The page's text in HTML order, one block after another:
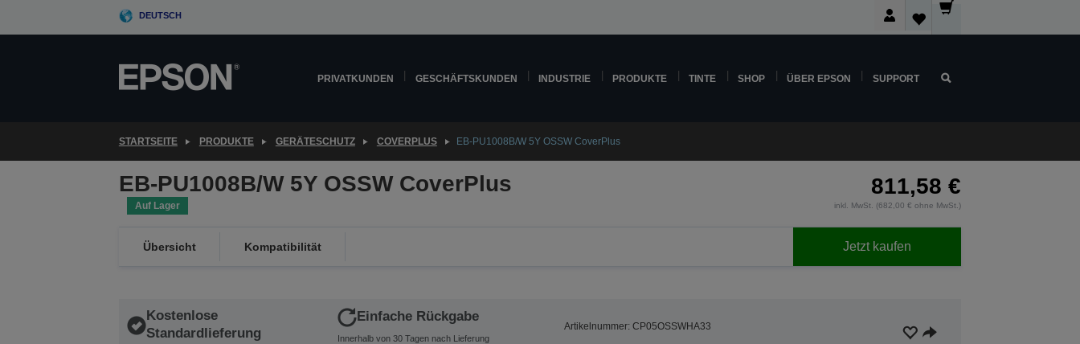
DEUTSCH
PRIVATKUNDEN GESCHÄFTSKUNDEN INDUSTRIE PRODUKTE TINTE SHOP ÜBER EPSON SUPPORT
STARTSEITE PRODUKTE GERÄTESCHUTZ COVERPLUS EB-PU1008B/W 5Y OSSW CoverPlus
EB-PU1008B/W 5Y OSSW CoverPlus
Auf Lager
811,58 €
inkl. MwSt. (682,00 € ohne MwSt.)
Übersicht Kompatibilität Jetzt kaufen
Kostenlose
Standardlieferung
Einfache Rückgabe
Innerhalb von 30 Tagen nach Lieferung
Artikelnummer: CP05OSSWHA33